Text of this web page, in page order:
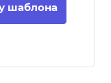
шаблона